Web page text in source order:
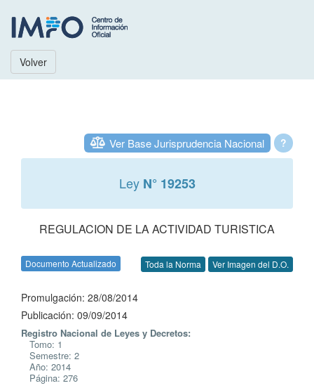
Volver
?
Ver Base Jurisprudencia Nacional
Ley N° 19253
REGULACION DE LA ACTIVIDAD TURISTICA
Documento Actualizado Toda la Norma Ver Imagen del D.O.
Promulgación: 28/08/2014
Publicación: 09/09/2014
Registro Nacional de Leyes y Decretos:
Tomo: 1
Semestre: 2
Año: 2014
Página: 276